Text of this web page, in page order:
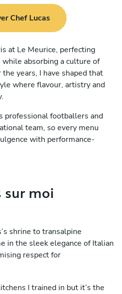
Chef Lucas
at Le Meurice, perfecting
while absorbing a culture of
years, I have shaped that
where flavour, artistry and
professional footballers and
team, so every menu
with performance-
menu, each dish is calibrated
sur moi
shrine to transalpine
in the sleek elegance of Italian
respect for
I trained in but it’s the